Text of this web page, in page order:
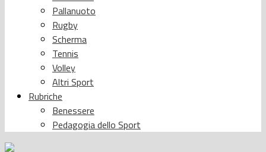
Pallanuoto
Rugby
Scherma
Tennis
Volley
Altri Sport
Rubriche
Benessere
Pedagogia dello Sport